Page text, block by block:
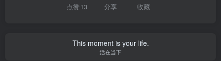
点赞13 分享 收藏
This moment is your life.
活在当下